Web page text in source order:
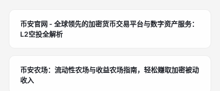
币安官网 - 全球领先的加密货币交易平台与数字资产服务：
L2空投全解析
币安农场：流动性农场与收益农场指南，轻松赚取加密被动
收入